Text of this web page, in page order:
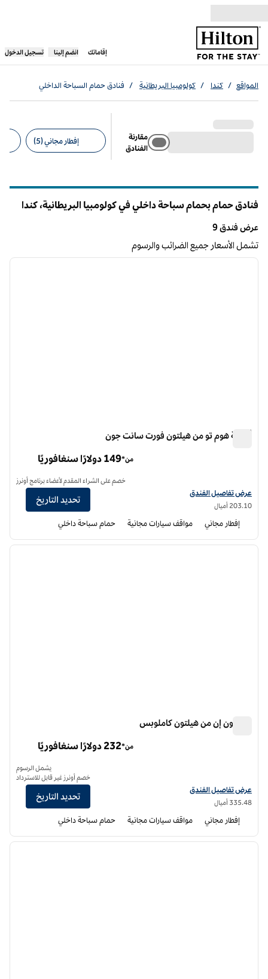
تخطى إلى المحتوى
إقاماتك
، يفتح علامة تبويب جديدة
انضم إلينا تسجيل الدخول
المواقع / كندا / كولومبيا البريطانية / فنادق حمام السباحة الداخلي
مقارنة
الفنادق
إفطار مجاني (5)
فنادق حمام بحمام سباحة داخلي في كولومبيا البريطانية، كندا
عرض فندق 9
عرض فندق 9
تشمل الأسعار جميع الضرائب والرسوم
1
/
12
1 من 12
الصورة
أجنحة هوم تو من هيلتون فورت سانت جون
عرض تفاصيل الفندق أجنحة هوم تو من هيلتون فورت سانت جون
عرض تفاصيل الفندق
203.10 أميال
من*149 دولارًا سنغافوريًا
خصم على الشراء المقدم لأعضاء برنامج أونرز
تحديد التاريخ
إفطار مجاني مواقف سيارات مجانية حمام سباحة داخلي
1 من 12
الصورة
هامبتون إن من هيلتون كاملوبس
عرض تفاصيل الفندق لفندق هامبتون إن باي هيلتون كاملوبس
عرض تفاصيل الفندق
335.48 أميال
من*232 دولارًا سنغافوريًا
يشمل الرسوم
خصم أونرز غير قابل للاسترداد
تحديد التاريخ
إفطار مجاني مواقف سيارات مجانية حمام سباحة داخلي
1 من 12
الصورة